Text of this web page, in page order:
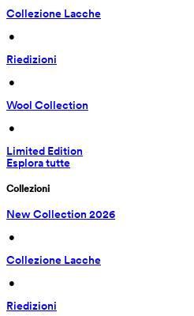
Collezione Lacche
•
Riedizioni
•
Wool Collection
•
Limited Edition
Esplora tutte
Collezioni
New Collection 2026
•
Collezione Lacche
•
Riedizioni